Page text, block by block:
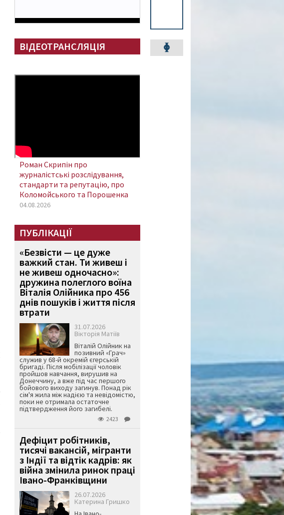
ВІДЕОТРАНСЛЯЦІЯ
Роман Скрипін про
журналістські розслідування,
стандарти та репутацію, про
Коломойського та Порошенка
04.08.2026
ПУБЛІКАЦІЇ
«Безвісти — це дуже
важкий стан. Ти живеш і
не живеш одночасно»:
дружина полеглого воїна
Віталія Олійника про 456
днів пошуків і життя після
втрати
31.07.2026
Вікторія Матіїв
Віталій Олійник на
позивний «Грач»
служив у 68-й окремій єгерській
бригаді. Після мобілізації чоловік
пройшов навчання, вирушив на
Донеччину, а вже під час першого
бойового виходу загинув. Понад рік
сім'я жила між надією та невідомістю,
поки не отримала остаточне
підтвердження його загибелі.
2423
Дефіцит робітників,
тисячі вакансій, мігранти
з Індії та відтік кадрів: як
війна змінила ринок праці
Івано-Франківщини
26.07.2026
Катерина Гришко